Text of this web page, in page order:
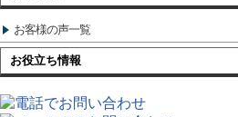
お客様の声一覧
お役立ち情報